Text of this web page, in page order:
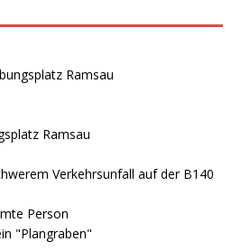
Ramsau
Ramsau
Verkehrsunfall auf der B140
Person
"Plangraben"